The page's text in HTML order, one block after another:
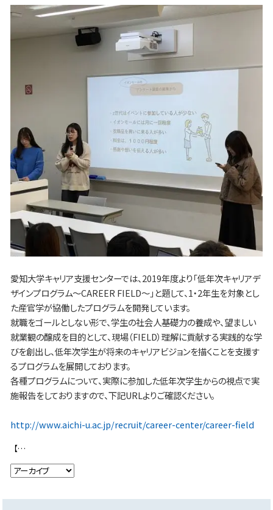
愛知大学キャリア支援センターでは、2019年度より「低年次キャリアデ
ザインプログラム～CAREER FIELD～」と題して、1・2年生を対象とし
た産官学が協働したプログラムを開発しています。
就職をゴールとしない形で、学生の社会人基礎力の養成や、望ましい
就業観の醸成を目的として、現場（FIELD）理解に貢献する実践的な学
びを創出し、低年次学生が将来のキャリアビジョンを描くことを支援す
るプログラムを展開しております。
各種プログラムについて、実際に参加した低年次学生からの視点で実
施報告をしておりますので、下記URLよりご確認ください。
http://www.aichi-u.ac.jp/recruit/career-center/career-field
【イオンモール豊川 商業施設販促施策企画立案】 第一回研修が実施されました